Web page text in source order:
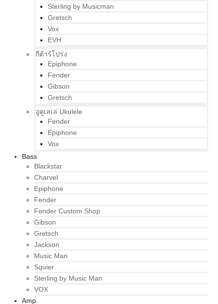
Sterling by Musicman
Gretsch
Vox
EVH
กีต้าร์โปร่ง
Epiphone
Fender
Gibson
Gretsch
อูคูเลเล่ Ukulele
Fender
Epiphone
Vox
Bass
Blackstar
Charvel
Epiphone
Fender
Fender Custom Shop
Gibson
Gretsch
Jackson
Music Man
Squier
Sterling by Music Man
VOX
Amp